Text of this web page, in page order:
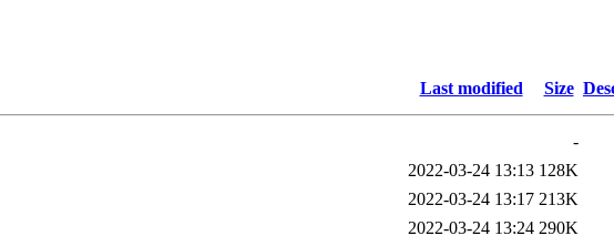
Last modified Size
-
2022-03-24 13:13 128K
2022-03-24 13:17 213K
2022-03-24 13:24 290K